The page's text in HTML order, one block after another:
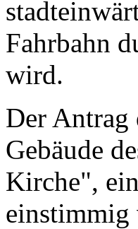
Fahrbahn
wird.
Der Antrag
Gebäude
Kirche",
einstimmig